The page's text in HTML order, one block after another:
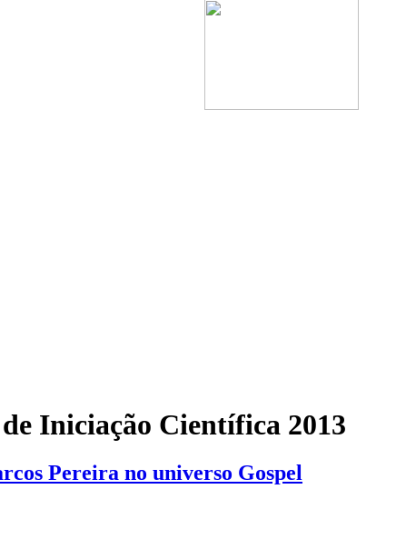
Iniciação Científica 2013
Pereira no universo Gospel